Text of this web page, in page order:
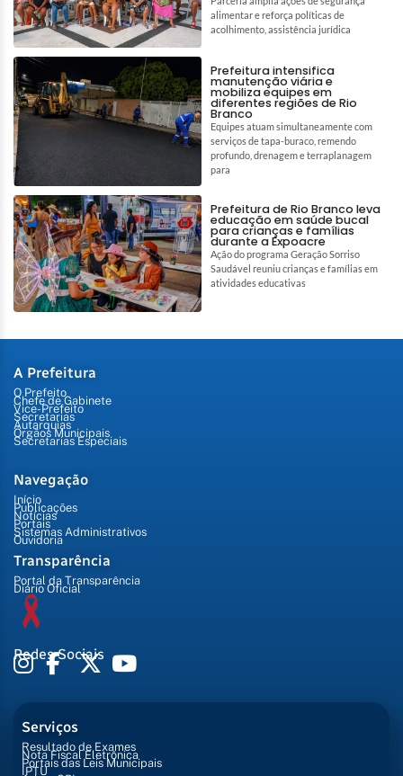
alimentar e reforça políticas de
acolhimento, assistência jurídica
Prefeitura intensifica
manutenção viária e
mobiliza equipes em
diferentes regiões de Rio
Branco
Equipes atuam simultaneamente com
serviços de tapa-buraco, remendo
profundo, drenagem e terraplanagem
para
Prefeitura de Rio Branco leva
educação em saúde bucal
para crianças e famílias
durante a Expoacre
Ação do programa Geração Sorriso
Saudável reuniu crianças e famílias em
atividades educativas
A Prefeitura
O Prefeito
Chefe de Gabinete
Vice-Prefeito
Secretarias
Autarquias
Órgãos Municipais
Secretarias Especiais
Navegação
Início
Publicações
Notícias
Portais
Sistemas Administrativos
Ouvidoria
Transparência
Portal da Transparência
Diário Oficial
Redes Sociais
Serviços
Resultado de Exames
Nota Fiscal Eletrônica
Portais das Leis Municipais
IPTU